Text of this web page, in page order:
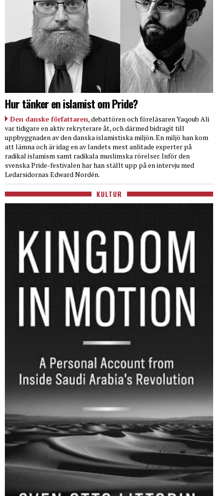
Hur tänker en islamist om Pride?
Den danske författaren, debattören och föreläsaren Yaqoub Ali
var tidigare en aktiv rekryterare åt, och därmed bidragit till
uppbyggnaden av den danska islamistiska miljön. En miljö han kom
att lämna och är idag en av landets mest anlitade experter på
radikal islamism samt radikala muslimska rörelser. Inför den
svenska Pride-festivalen har han ställt upp på en intervju med
Ledarsidornas Edward Nordén.
KULTUR